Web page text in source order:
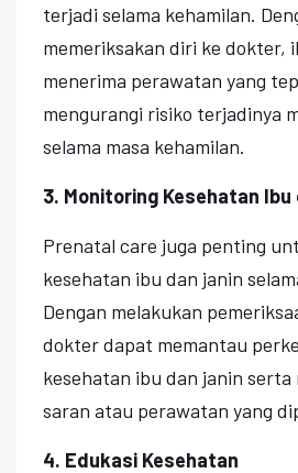
terjadi selama kehamilan.
memeriksakan diri ke dokter,
menerima perawatan yang
mengurangi risiko terjadinya
selama masa kehamilan.
3. Monitoring Kesehatan Ibu
Prenatal care juga penting
kesehatan ibu dan janin
Dengan melakukan
dokter dapat memantau
kesehatan ibu dan janin serta
saran atau perawatan yang
4. Edukasi Kesehatan